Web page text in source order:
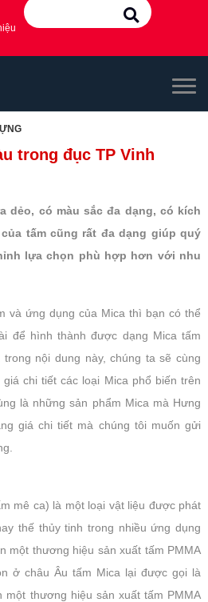
trong đục TP Vinh
dẻo, có màu sắc đa dạng, có kích
tấm cũng rất đa dạng giúp quý
lựa chọn phù hợp hơn với nhu
và ứng dụng của Mica thì bạn có thể
để hình thành được dạng Mica tấm
nội dung này, chúng ta sẽ cùng
chi tiết các loại Mica phổ biến trên
là những sản phẩm Mica mà Hưng
giá chi tiết mà chúng tôi muốn gửi
mê ca) là một loại vật liệu được phát
thế thủy tinh trong nhiều ứng dụng
một thương hiệu sản xuất tấm PMMA
ở châu Âu tấm Mica lại được gọi là
một thương hiệu sản xuất tấm PMMA